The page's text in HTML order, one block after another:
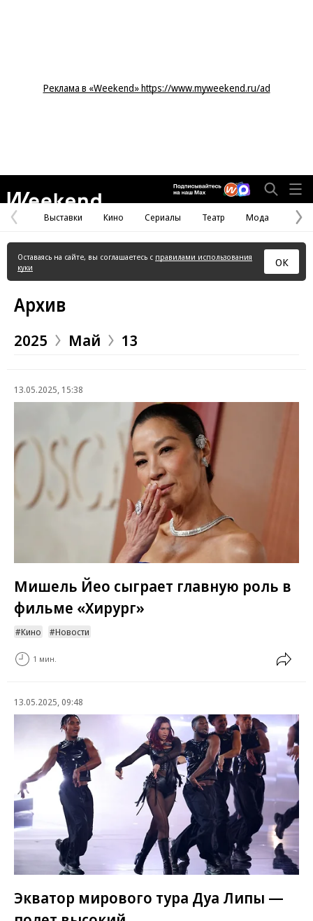
Реклама в «Weekend» https://www.myweekend.ru/ad
Предыдущая
страница
Выставки Кино Сериалы Театр Мода
Оставаясь на сайте, вы соглашаетесь с правилами использования
куки
ОК
Архив
2025 Май 13
13.05.2025, 15:38
Мишель Йео сыграет главную роль в
фильме «Хирург»
Кино Новости
1 мин.
13.05.2025, 09:48
Экватор мирового тура Дуа Липы —